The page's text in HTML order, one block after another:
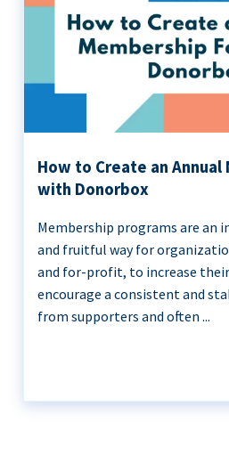
How to Create an Annual
with Donorbox
Membership programs are an
and fruitful way for
and for-profit, to increase their
encourage a consistent and
from supporters and often ...